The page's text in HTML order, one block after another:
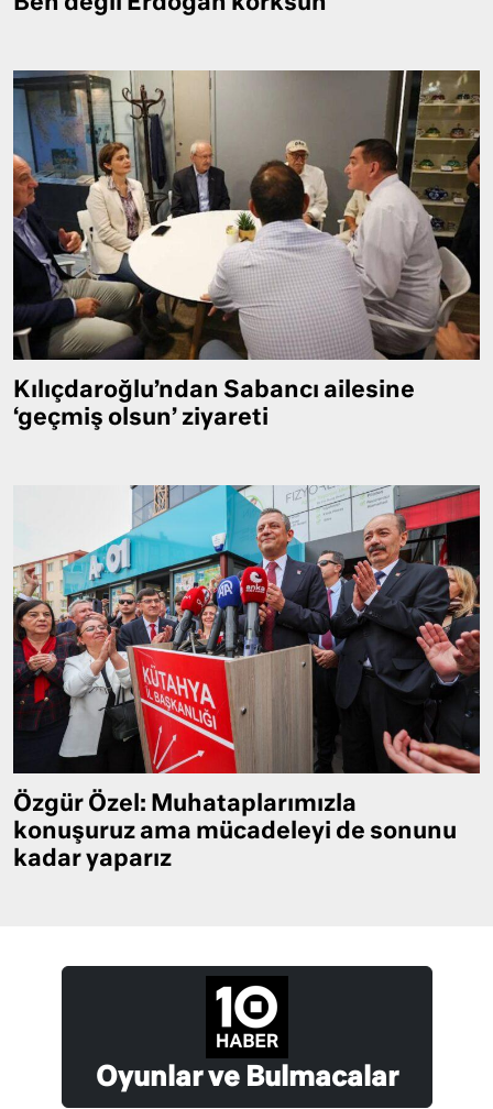
Kılıçdaroğlu’ndan Sabancı ailesine
‘geçmiş olsun’ ziyareti
Özgür Özel: Muhataplarımızla
konuşuruz ama mücadeleyi de sonunu
kadar yaparız
Oyunlar ve Bulmacalar